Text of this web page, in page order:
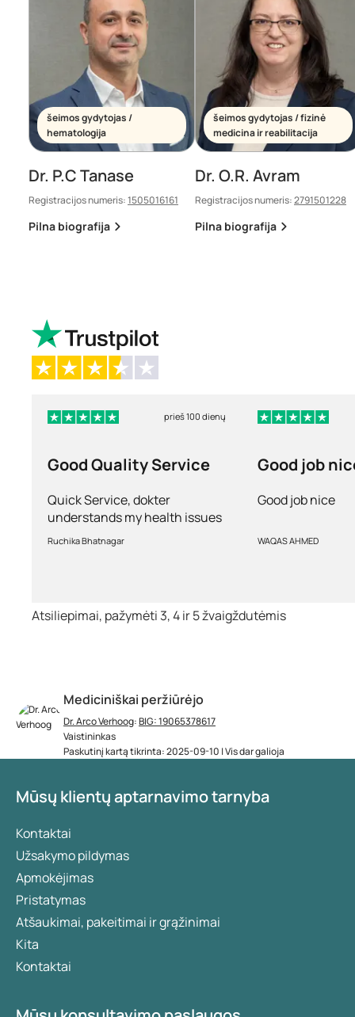
Mediciniškai peržiūrėjo
Dr. Arco Verhoog:BIG: 19065378617
Vaistininkas
Paskutinį kartą tikrinta: 2025-09-10 | Vis dar galioja
šeimos gydytojas /
hematologija
Dr. P.C Tanase
Registracijos numeris:1505016161
Pilna biografija
šeimos gydytojas / fizinė
medicina ir reabilitacija
Dr. O.R. Avram
Registracijos numeris:2791501228
Pilna biografija
prieš 100 dienų
Good Quality Service
Quick Service, dokter
understands my health issues
and good diagnosis
Ruchika Bhatnagar
Good job
Good job nice
WAQAS AHMED
Atsiliepimai, pažymėti 3, 4 ir 5 žvaigždutėmis
Mūsų klientų aptarnavimo tarnyba
Kontaktai
Užsakymo pildymas
Apmokėjimas
Pristatymas
Atšaukimai, pakeitimai ir grąžinimai
Kita
Kontaktai